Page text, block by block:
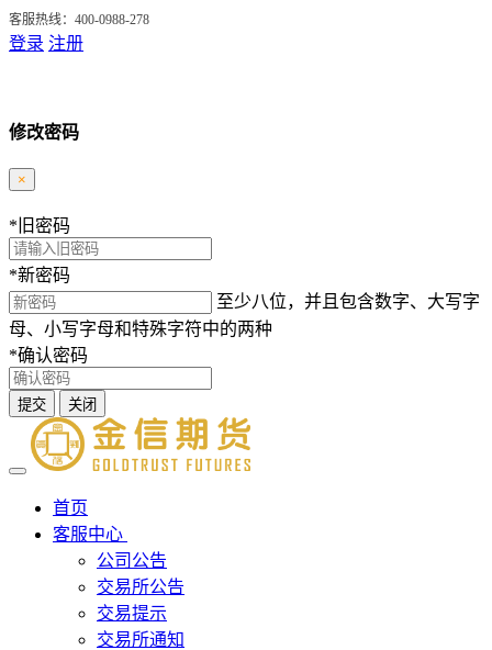
客服热线：400-0988-278
登录 注册
修改密码
×
* 旧密码
*新密码
至少八位，并且包含数字、大写字
母、小写字母和特殊字符中的两种
*确认密码
提交 关闭
首页
客服中心
公司公告
交易所公告
交易提示
交易所通知